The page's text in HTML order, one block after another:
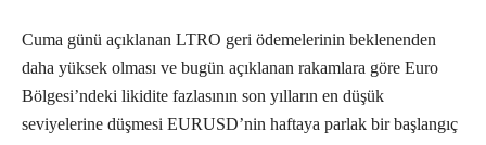
Cuma günü açıklanan LTRO geri ödemelerinin beklenenden
daha yüksek olması ve bugün açıklanan rakamlara göre Euro
Bölgesi’ndeki likidite fazlasının son yılların en düşük
seviyelerine düşmesi EURUSD’nin haftaya parlak bir başlangıç